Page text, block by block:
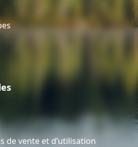
de vente et d’utilisation